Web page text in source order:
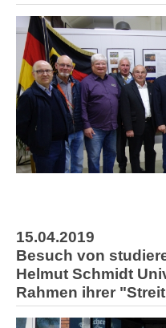
15.04.2019
Besuch von
Helmut Schmidt
Rahmen ihrer